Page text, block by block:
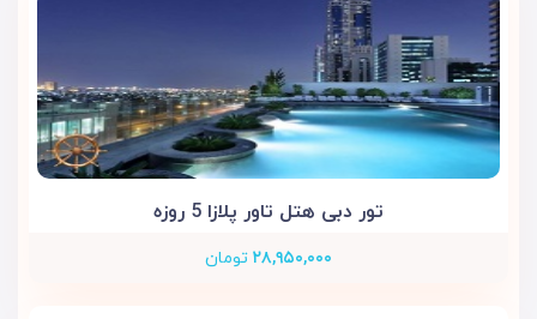
تور دبی هتل تاور پلازا 5 روزه
۲۸,۹۵۰,۰۰۰ تومان